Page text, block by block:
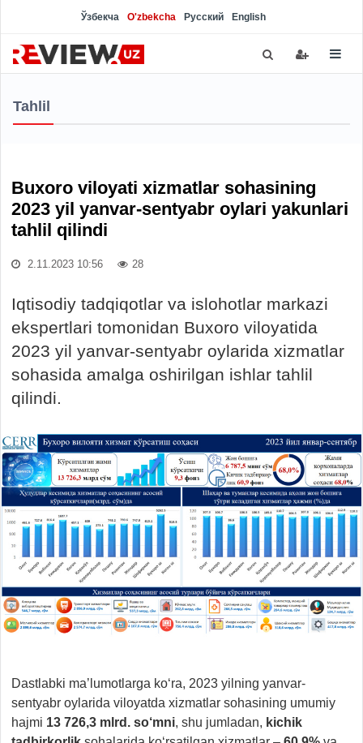
Ўзбекча O'zbekcha Русский English
Tahlil
Buxoro viloyati xizmatlar sohasining
2023 yil yanvar-sentyabr oylari yakunlari
tahlil qilindi
2.11.2023 10:56 28
Iqtisodiy tadqiqotlar va islohotlar markazi
ekspertlari tomonidan Buxoro viloyatida
2023 yil yanvar-sentyabr oylarida xizmatlar
sohasida amalga oshirilgan ishlar tahlil
qilindi.
Dastlabki ma’lumotlarga ko‘ra, 2023 yilning yanvar-
sentyabr oylarida viloyatda xizmatlar sohasining umumiy
hajmi 13 726,3 mlrd. so‘mni, shu jumladan, kichik